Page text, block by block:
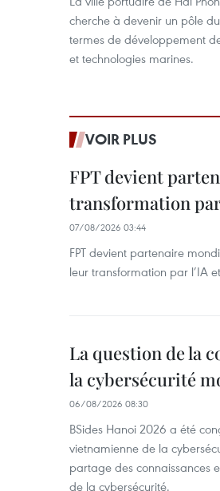
cherche à devenir un pôle
termes de développement
et technologies marines.
VOIR PLUS
FPT devient
transformation
07/08/2026 03:44
FPT devient partenaire
leur transformation par l’IA
La question de la
la cybersécurité
06/08/2026 08:30
BSides Hanoi 2026 a été
vietnamienne de la
partage des connaissances
de la cybersécurité.